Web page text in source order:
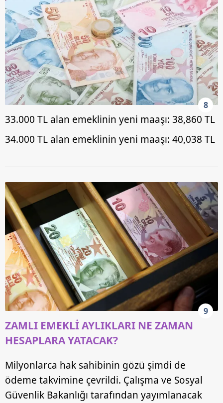
8
33.000 TL alan emeklinin yeni maaşı: 38,860 TL
34.000 TL alan emeklinin yeni maaşı: 40,038 TL
9
ZAMLI EMEKLİ AYLIKLARI NE ZAMAN
HESAPLARA YATACAK?
Milyonlarca hak sahibinin gözü şimdi de
ödeme takvimine çevrildi. Çalışma ve Sosyal
Güvenlik Bakanlığı tarafından yayımlanacak